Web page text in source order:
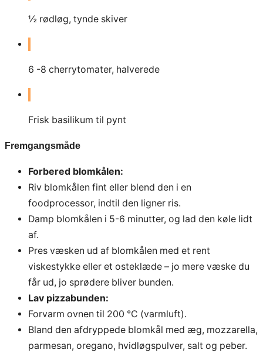
½ rødløg, tynde skiver
6 -8 cherrytomater, halverede
Frisk basilikum til pynt
Fremgangsmåde
Forbered blomkålen:
Riv blomkålen fint eller blend den i en
foodprocessor, indtil den ligner ris.
Damp blomkålen i 5-6 minutter, og lad den køle lidt
af.
Pres væsken ud af blomkålen med et rent
viskestykke eller et osteklæde – jo mere væske du
får ud, jo sprødere bliver bunden.
Lav pizzabunden:
Forvarm ovnen til 200 °C (varmluft).
Bland den afdryppede blomkål med æg, mozzarella,
parmesan, oregano, hvidløgspulver, salt og peber.